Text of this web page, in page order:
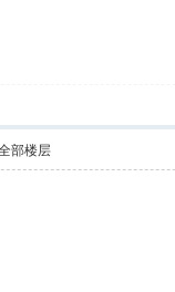
部楼层